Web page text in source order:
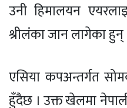
उनी हिमालयन
श्रीलंका जान लागेका हुन्
एसिया कपअन्तर्गत
हुँदैछ । उक्त खेलमा